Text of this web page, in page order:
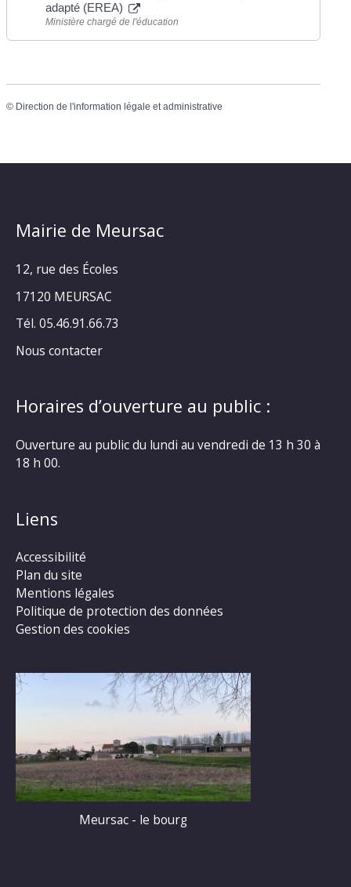
adapté (EREA)
Ministère chargé de l'éducation
© Direction de l'information légale et administrative
Mairie de Meursac
12, rue des Écoles
17120 MEURSAC
Tél. 05.46.91.66.73
Nous contacter
Horaires d’ouverture au public :
Ouverture au public du lundi au vendredi de 13 h 30 à
18 h 00.
Liens
Accessibilité
Plan du site
Mentions légales
Politique de protection des données
Gestion des cookies
Meursac - le bourg